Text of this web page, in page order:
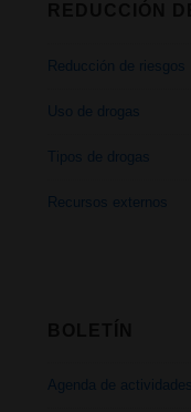
Reducción de riesgos
Uso de drogas
Tipos de drogas
Recursos externos
Agenda de actividades